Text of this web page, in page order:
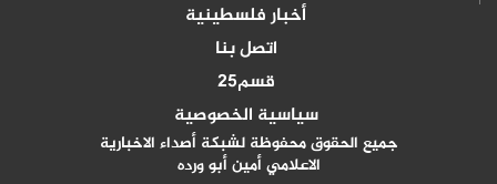
أخبار فلسطينية
اتصل بنا
قسم25
سياسية الخصوصية
جميع الحقوق محفوظة لشبكة أصداء الاخبارية
الاعلامي أمين أبو ورده